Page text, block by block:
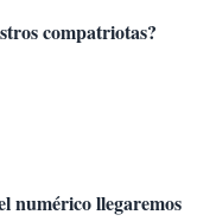
compatriotas?
numérico llegaremos